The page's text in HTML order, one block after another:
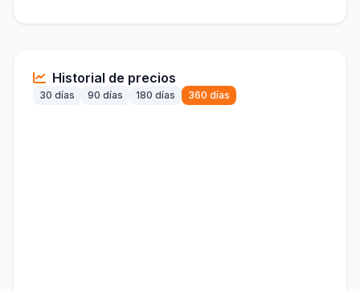
Historial de precios
30 días 90 días 180 días 360 días